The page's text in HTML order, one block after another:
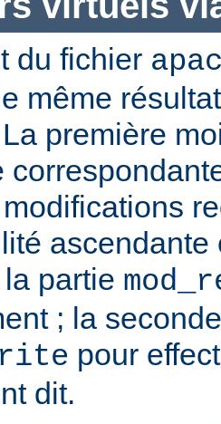
du fichier
même
première
ascendante
partie
; la
pour
dit.